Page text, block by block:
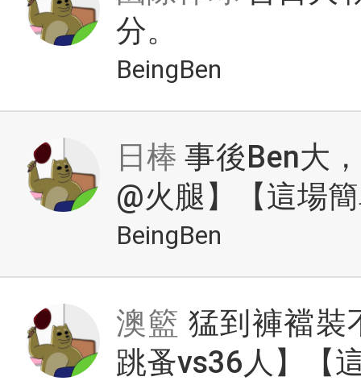
分。
BeingBen
日棒 事後Ben大
@火腿】【這場
BeingBen
澳籃 猛到褲襠裝
跳蚤vs36人】【